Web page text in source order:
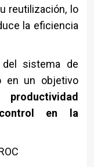
reutilización, lo
la eficiencia
sistema de
en un objetivo
en la